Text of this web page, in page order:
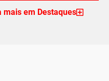
mais em Destaques